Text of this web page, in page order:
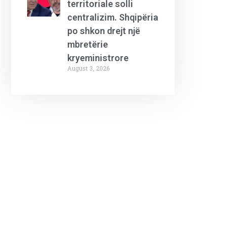
territoriale solli
centralizim. Shqipëria
po shkon drejt një
mbretërie
kryeministrore
August 3, 2026